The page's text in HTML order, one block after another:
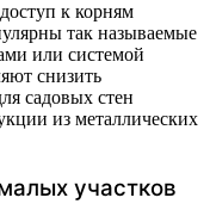
к корням
так называемые
или системой
снизить
садовых стен
из металлических
участков